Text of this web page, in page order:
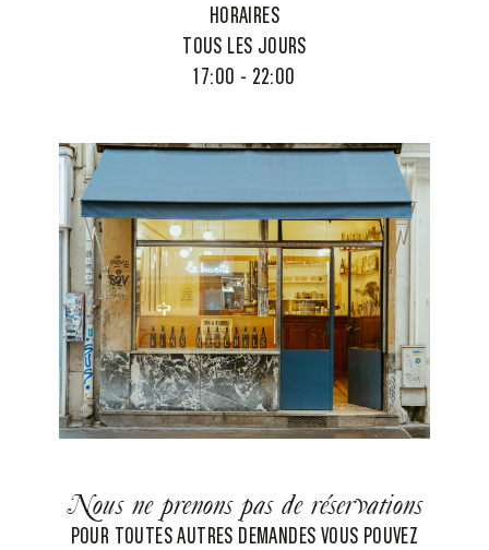
HORAIRES
TOUS LES JOURS
17:00 - 22:00
Nous ne prenons pas de réservations
POUR TOUTES AUTRES DEMANDES VOUS POUVEZ